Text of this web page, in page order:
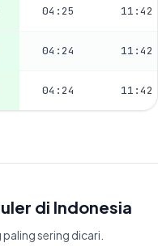
04:25 11:42
04:24 11:42
04:24 11:42
di Indonesia
sering dicari.